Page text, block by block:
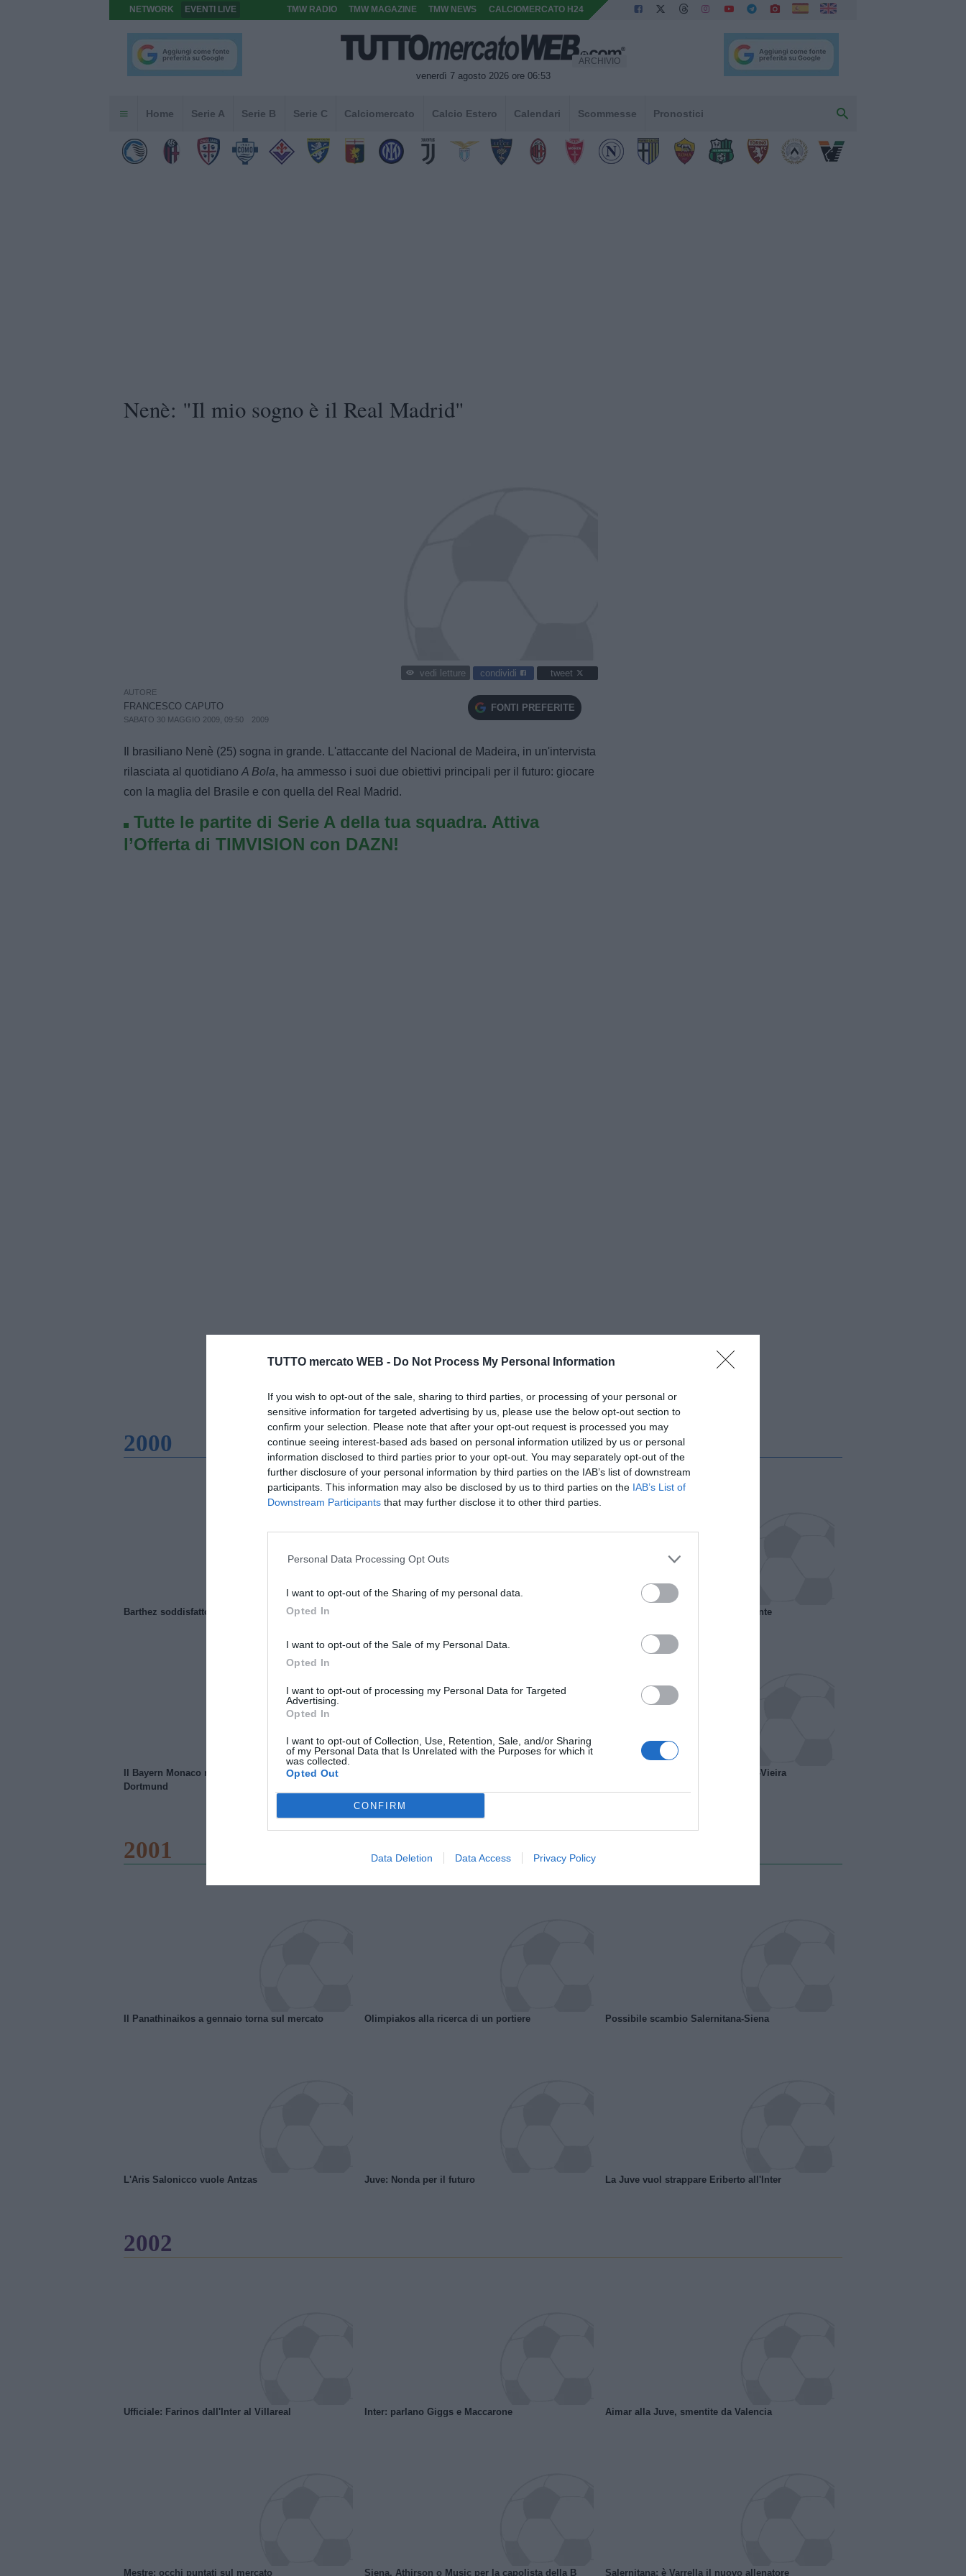
TUTTO mercato WEB - Do Not Process My Personal Information
If you wish to opt-out of the sale, sharing to third parties, or processing of your personal or
sensitive information for targeted advertising by us, please use the below opt-out section to
confirm your selection. Please note that after your opt-out request is processed you may
continue seeing interest-based ads based on personal information utilized by us or personal
information disclosed to third parties prior to your opt-out. You may separately opt-out of the
further disclosure of your personal information by third parties on the IAB’s list of downstream
participants. This information may also be disclosed by us to third parties on the IAB’s List of
Downstream Participants that may further disclose it to other third parties.
Personal Data Processing Opt Outs
I want to opt-out of the Sharing of my personal data.
Opted In
I want to opt-out of the Sale of my Personal Data.
Opted In
I want to opt-out of processing my Personal Data for Targeted
Advertising.
Opted In
I want to opt-out of Collection, Use, Retention, Sale, and/or Sharing
of my Personal Data that Is Unrelated with the Purposes for which it
was collected.
Opted Out
CONFIRM
Data Deletion Data Access Privacy Policy
NETWORK EVENTI LIVE TMW RADIO TMW MAGAZINE TMW NEWS CALCIOMERCATO H24
venerdì 7 agosto 2026 ore 06:53
ARCHIVIO
Home Serie A Serie B Serie C Calciomercato Calcio Estero Calendari Scommesse Pronostici
Nenè: "Il mio sogno è il Real Madrid"
vedi letture condividi tweet
AUTORE
FRANCESCO CAPUTO
SABATO 30 MAGGIO 2009, 09:50 2009
FONTI PREFERITE
Il brasiliano Nenè (25) sogna in grande. L'attaccante del Nacional de Madeira, in un'intervista
rilasciata al quotidiano A Bola, ha ammesso i suoi due obiettivi principali per il futuro: giocare
con la maglia del Brasile e con quella del Real Madrid.
Tutte le partite di Serie A della tua squadra. Attiva
l’Offerta di TIMVISION con DAZN!
2000
Barthez soddisfatto del Manchester United Francia, il Marsiglia senza presidente
Il Bayern Monaco ridimensiona il Borussia
Dortmund
A gennaio ipotesi scambio Davids-Vieira
2001
Il Panathinaikos a gennaio torna sul mercato Olimpiakos alla ricerca di un portiere Possibile scambio Salernitana-Siena
L'Aris Salonicco vuole Antzas Juve: Nonda per il futuro La Juve vuol strappare Eriberto all'Inter
2002
Ufficiale: Farinos dall'Inter al Villareal Inter: parlano Giggs e Maccarone Aimar alla Juve, smentite da Valencia
Mestre: occhi puntati sul mercato Siena, Athirson o Music per la capolista della B Salernitana: è Varrella il nuovo allenatore